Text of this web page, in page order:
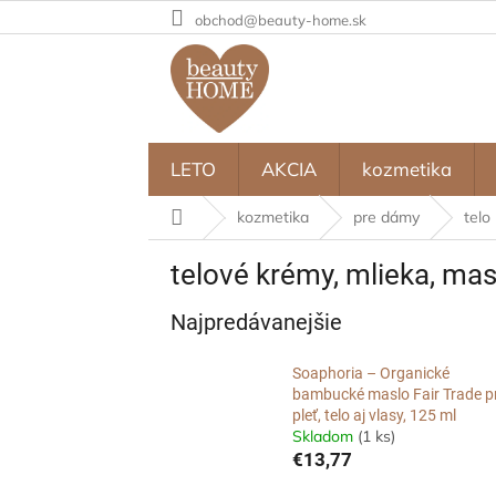
na
obchod@beauty-home.sk
LETO AKCIA kozmetika
Domovkozmetika pre dámy telo
telové krémy, mlieka,
Najpredávanejšie
Soaphoria – Organické
bambucké maslo Fair Trade
pleť, telo aj vlasy, 125 ml
Skladom (1 ks)
€13,77